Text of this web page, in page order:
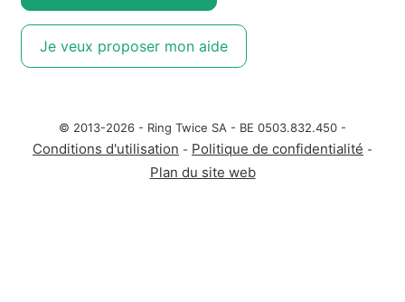
Je veux proposer mon aide
© 2013-2026 - Ring Twice SA - BE 0503.832.450 -
Conditions d'utilisation - Politique de confidentialité -
Plan du site web